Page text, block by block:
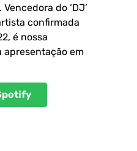
do ‘DJ’
confirmada
é nossa
apresentação em